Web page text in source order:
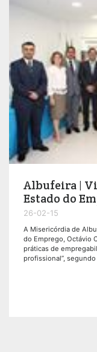
Albufeira |
Estado do
26-02-15
A Misericórdia de
do Emprego, Octávio
práticas de
profissional”,